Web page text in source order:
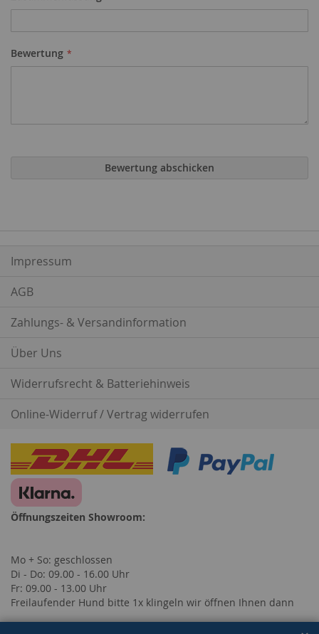
Bewertung
Bewertung abschicken
Impressum
AGB
Zahlungs- & Versandinformation
Über Uns
Widerrufsrecht & Batteriehinweis
Online-Widerruf / Vertrag widerrufen
Öffnungszeiten Showroom:
Mo + So: geschlossen
Di - Do: 09.00 - 16.00 Uhr
Fr: 09.00 - 13.00 Uhr
Freilaufender Hund bitte 1x klingeln wir öffnen Ihnen dann